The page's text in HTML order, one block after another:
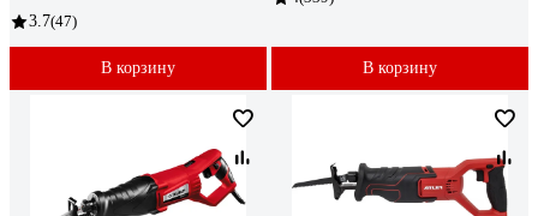
3.7(47)
В корзину В корзину